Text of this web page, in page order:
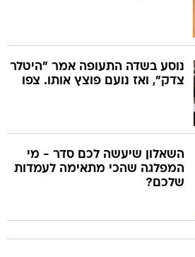
נוסע בשדה התעופה אמר "היטלר
צדק", ואז נועם פוצץ אותו. צפו
השאלון שיעשה לכם סדר - מי
המפלגה שהכי מתאימה לעמדות
שלכם?